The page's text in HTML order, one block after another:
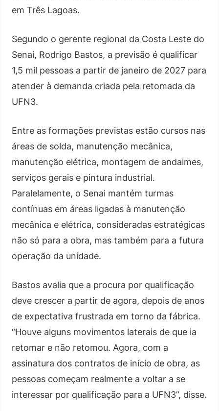
em Três Lagoas.
Segundo o gerente regional da Costa Leste do
Senai, Rodrigo Bastos, a previsão é qualificar
1,5 mil pessoas a partir de janeiro de 2027 para
atender à demanda criada pela retomada da
UFN3.
Entre as formações previstas estão cursos nas
áreas de solda, manutenção mecânica,
manutenção elétrica, montagem de andaimes,
serviços gerais e pintura industrial.
Paralelamente, o Senai mantém turmas
contínuas em áreas ligadas à manutenção
mecânica e elétrica, consideradas estratégicas
não só para a obra, mas também para a futura
operação da unidade.
Bastos avalia que a procura por qualificação
deve crescer a partir de agora, depois de anos
de expectativa frustrada em torno da fábrica.
“Houve alguns movimentos laterais de que ia
retomar e não retomou. Agora, com a
assinatura dos contratos de início de obra, as
pessoas começam realmente a voltar a se
interessar por qualificação para a UFN3”, disse.